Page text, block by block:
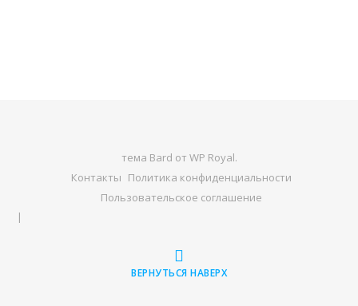
тема Bard от WP Royal.
Контакты Политика конфиденциальности
Пользовательское соглашение
ВЕРНУТЬСЯ НАВЕРХ